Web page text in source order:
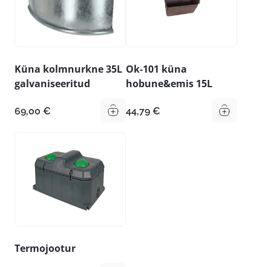
Küna kolmnurkne 35L
galvaniseeritud
69,00 €
Ok-101 küna
hobune&emis 15L
44,79 €
Termojootur